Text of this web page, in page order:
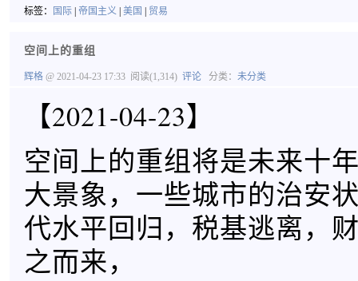
标签： 国际 帝国主义 美国 贸易
空间上的重组
辉格 @ 2021-04-23 17:33 阅读(1,314) 评论 分类： 未分类
【2021-04-23】
空间上的重组将是未来十
大景象，一些城市的治安
代水平回归，税基逃离，
之而来，